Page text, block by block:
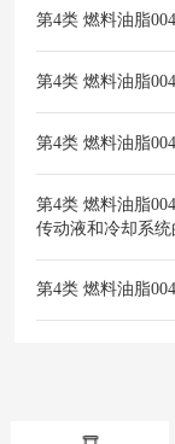
第4类 燃料油脂
第4类 燃料油脂
第4类 燃料油脂
第4类 燃料油脂
传动液和冷却系
第4类 燃料油脂